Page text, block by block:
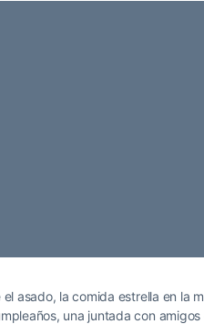
asado, la comida estrella en la
una juntada con